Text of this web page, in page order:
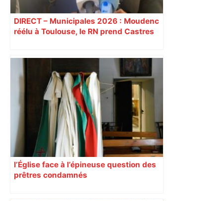
DIRECT – Municipales 2026 : Moudenc
réélu à Toulouse, le RN prend Castres
l’Église face à l’épineuse question des
prêtres condamnés